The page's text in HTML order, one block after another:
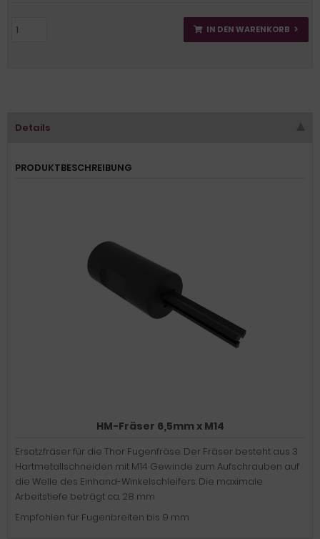
IN DEN WARENKORB
Details
PRODUKTBESCHREIBUNG
HM-Fräser 6,5mm x M14
Ersatzfräser für die Thor Fugenfräse. Der Fräser besteht aus 3
Hartmetallschneiden mit M14 Gewinde zum Aufschrauben auf
die Welle des Einhand-Winkelschleifers. Die maximale
Arbeitstiefe beträgt ca. 28 mm
Empfohlen für Fugenbreiten bis 9 mm